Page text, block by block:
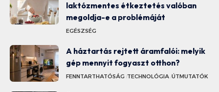
laktózmentes étkeztetés valóban
megoldja-e a problémáját
EGÉSZSÉG
A háztartás rejtett áramfalói: melyik
gép mennyit fogyaszt otthon?
FENNTARTHATÓSÁG TECHNOLÓGIA ÚTMUTATÓK